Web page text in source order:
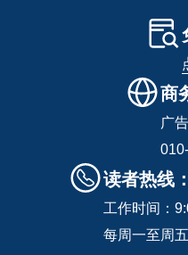
商
广
读者热线
工作时间：
每周一至周五